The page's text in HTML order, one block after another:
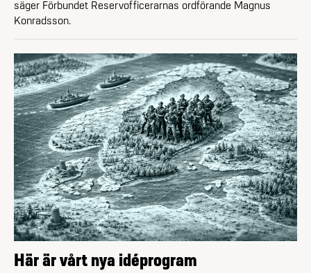
säger Förbundet Reserv­officerarnas ordförande Magnus
Konradsson.
Här är vårt nya idéprogram